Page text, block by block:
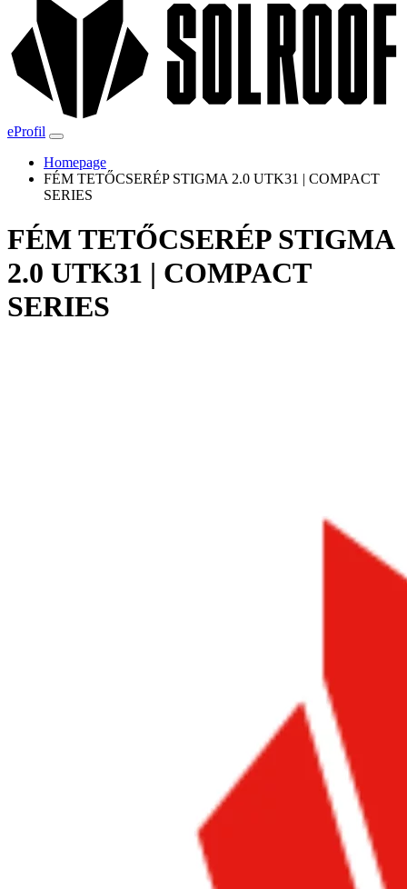
eProfil
Homepage
FÉM TETŐCSERÉP STIGMA 2.0 UTK31 | COMPACT
SERIES
FÉM TETŐCSERÉP STIGMA
2.0 UTK31 | COMPACT
SERIES